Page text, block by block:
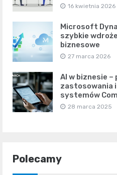
16 kwietnia 2026
Microsoft
szybkie
biznesowe
27 marca 2026
AI w biznesie
zastosowania
systemów
28 marca 2025
Polecamy